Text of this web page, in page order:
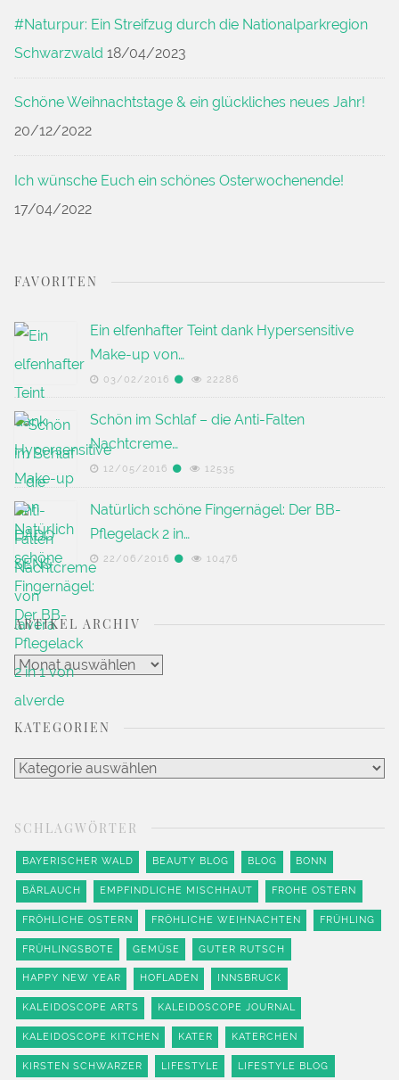
#Naturpur: Ein Streifzug durch die Nationalparkregion
Schwarzwald 18/04/2023
Schöne Weihnachtstage & ein glückliches neues Jahr!
20/12/2022
Ich wünsche Euch ein schönes Osterwochenende!
17/04/2022
FAVORITEN
Ein elfenhafter Teint dank Hypersensitive
Make-up von…
03/02/2016 22286
Schön im Schlaf – die Anti-Falten
Nachtcreme…
12/05/2016 12535
Natürlich schöne Fingernägel: Der BB-
Pflegelack 2 in…
22/06/2016 10476
ARTIKEL ARCHIV
Artikel
Archiv
KATEGORIEN
Kategorien
SCHLAGWÖRTER
BAYERISCHER WALD BEAUTY BLOG BLOG BONN
BÄRLAUCH EMPFINDLICHE MISCHHAUT FROHE OSTERN
FRÖHLICHE OSTERN FRÖHLICHE WEIHNACHTEN FRÜHLING
FRÜHLINGSBOTE GEMÜSE GUTER RUTSCH
HAPPY NEW YEAR HOFLADEN INNSBRUCK
KALEIDOSCOPE ARTS KALEIDOSCOPE JOURNAL
KALEIDOSCOPE KITCHEN KATER KATERCHEN
KIRSTEN SCHWARZER LIFESTYLE LIFESTYLE BLOG